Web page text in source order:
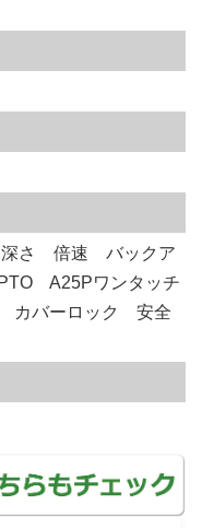
さ 倍速 バックア
A25Pワンタッチ
カバーロック 安全